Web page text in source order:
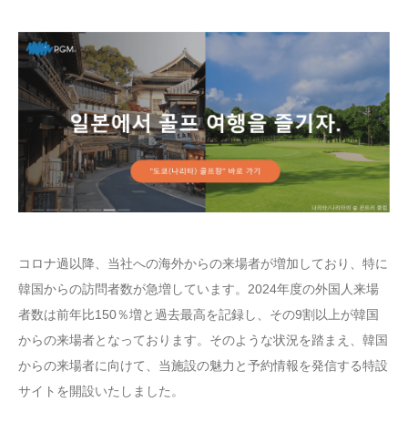
コロナ過以降、当社への海外からの来場者が増加しており、特に
韓国からの訪問者数が急増しています。2024年度の外国人来場
者数は前年比150％増と過去最高を記録し、その9割以上が韓国
からの来場者となっております。そのような状況を踏まえ、韓国
からの来場者に向けて、当施設の魅力と予約情報を発信する特設
サイトを開設いたしました。